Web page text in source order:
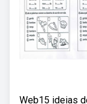
Web15 ideias